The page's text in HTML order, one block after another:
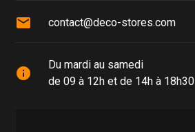
mail contact@deco-stores.com
info
Du mardi au samedi
de 09 à 12h et de 14h à 18h30